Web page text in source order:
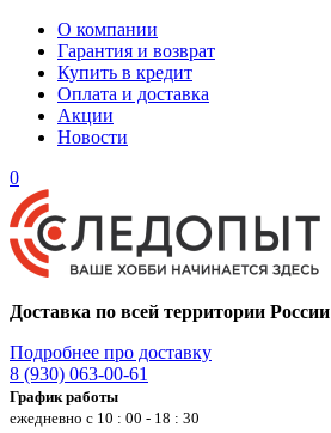
О компании
Гарантия и возврат
Купить в кредит
Оплата и доставка
Акции
Новости
0
Доставка по всей территории России
Подробнее про доставку
8 (930) 063-00-61
График работы
ежедневно с 10 : 00 - 18 : 30